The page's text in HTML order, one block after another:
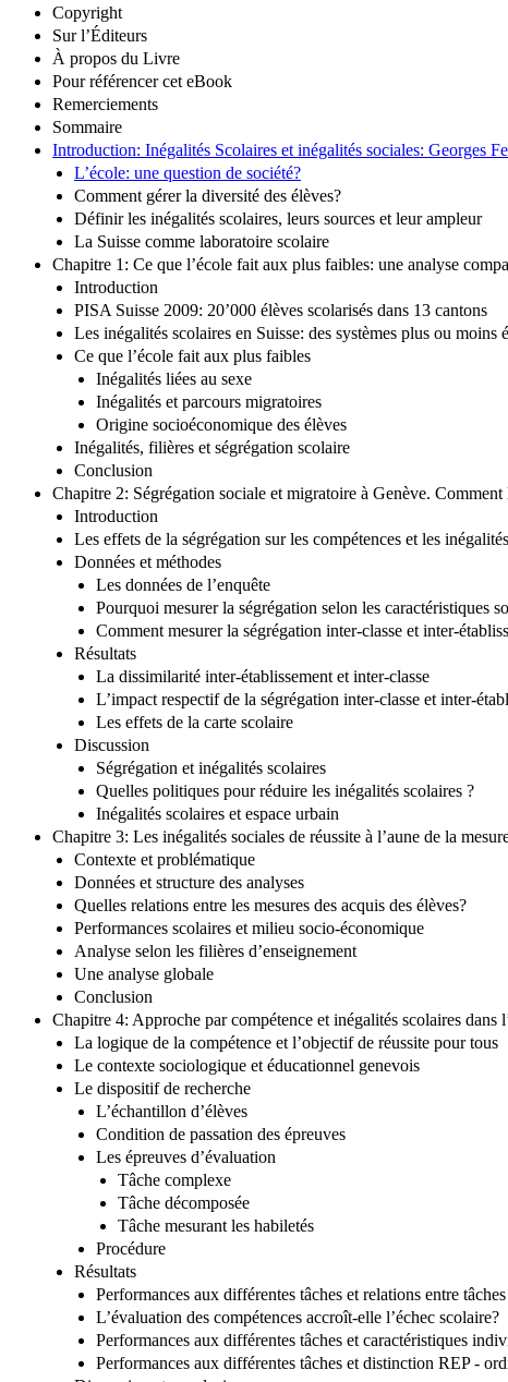
Copyright
Sur l’Éditeurs
À propos du Livre
Pour référencer cet eBook
Remerciements
Sommaire
Introduction: Inégalités Scolaires et inégalités sociales: Georges
L’école: une question de société?
Comment gérer la diversité des élèves?
Définir les inégalités scolaires, leurs sources et leur ampleur
La Suisse comme laboratoire scolaire
Chapitre 1: Ce que l’école fait aux plus faibles: une analyse
Introduction
PISA Suisse 2009: 20’000 élèves scolarisés dans 13 cantons
Les inégalités scolaires en Suisse: des systèmes plus ou moins
Ce que l’école fait aux plus faibles
Inégalités liées au sexe
Inégalités et parcours migratoires
Origine socioéconomique des élèves
Inégalités, filières et ségrégation scolaire
Conclusion
Chapitre 2: Ségrégation sociale et migratoire à Genève.
Introduction
Les effets de la ségrégation sur les compétences et les inégalités
Données et méthodes
Les données de l’enquête
Pourquoi mesurer la ségrégation selon les caractéristiques
Comment mesurer la ségrégation inter-classe et inter-
Résultats
La dissimilarité inter-établissement et inter-classe
L’impact respectif de la ségrégation inter-classe et inter-
Les effets de la carte scolaire
Discussion
Ségrégation et inégalités scolaires
Quelles politiques pour réduire les inégalités scolaires ?
Inégalités scolaires et espace urbain
Chapitre 3: Les inégalités sociales de réussite à l’aune de la
Contexte et problématique
Données et structure des analyses
Quelles relations entre les mesures des acquis des élèves?
Performances scolaires et milieu socio-économique
Analyse selon les filières d’enseignement
Une analyse globale
Conclusion
Chapitre 4: Approche par compétence et inégalités scolaires
La logique de la compétence et l’objectif de réussite pour tous
Le contexte sociologique et éducationnel genevois
Le dispositif de recherche
L’échantillon d’élèves
Condition de passation des épreuves
Les épreuves d’évaluation
Tâche complexe
Tâche décomposée
Tâche mesurant les habiletés
Procédure
Résultats
Performances aux différentes tâches et relations entre tâches
L’évaluation des compétences accroît-elle l’échec scolaire?
Performances aux différentes tâches et caractéristiques
Performances aux différentes tâches et distinction REP -